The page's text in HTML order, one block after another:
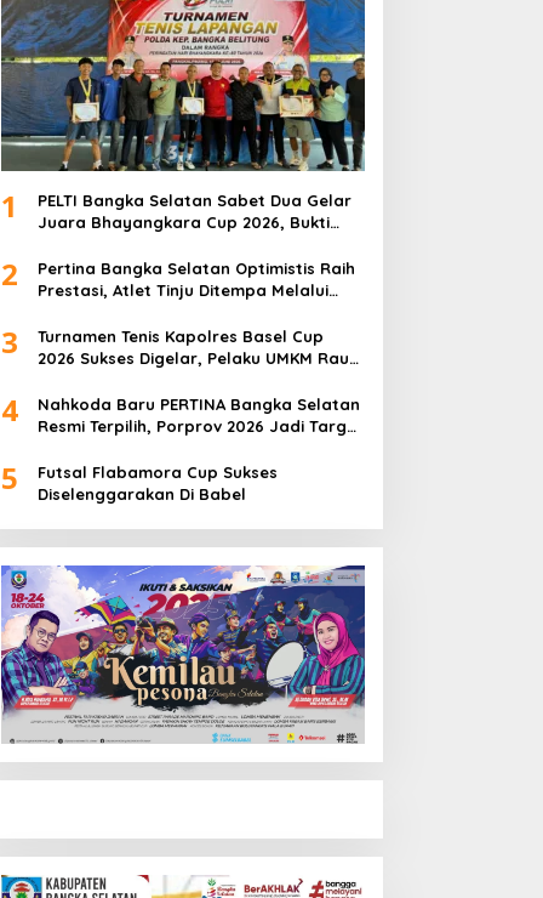
1
PELTI Bangka Selatan Sabet Dua Gelar
Juara Bhayangkara Cup 2026, Bukti
2
Pertina Bangka Selatan Optimistis Raih
Prestasi, Atlet Tinju Ditempa Melalui
3
Turnamen Tenis Kapolres Basel Cup
2026 Sukses Digelar, Pelaku UMKM Raup
4
Nahkoda Baru PERTINA Bangka Selatan
Resmi Terpilih, Porprov 2026 Jadi Target
5
Futsal Flabamora Cup Sukses
Diselenggarakan Di Babel